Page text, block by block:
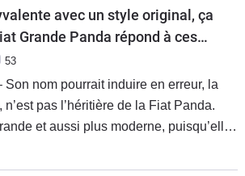
avec un style original, ça
Grande Panda répond à ces
version, suivez le guide.
53
Son nom pourrait induire en erreur, la
pas l’héritière de la Fiat Panda.
et aussi plus moderne, puisqu’elle
une belle polyvalence et un tarif